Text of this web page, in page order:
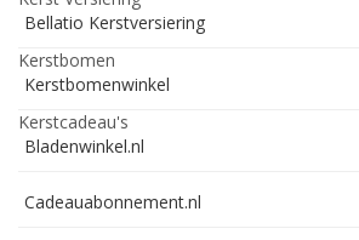
Bellatio Kerstversiering
Kerstbomen
Kerstbomenwinkel
Kerstcadeau's
Bladenwinkel.nl
Cadeauabonnement.nl